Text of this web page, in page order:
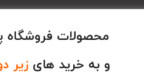
محصولات فروشگاه
و به خرید هایزیر